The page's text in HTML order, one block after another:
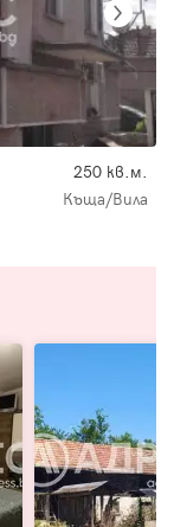
250 кв.м.
Къща/Вила